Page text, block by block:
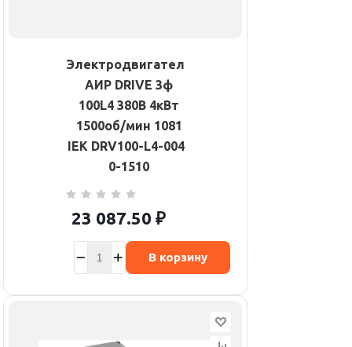
Электродвигатель
АИР DRIVE 3ф
100L4 380В 4кВт
1500об/мин 1081
IEK DRV100-L4-004-
0-1510
23 087.50 ₽
В корзину